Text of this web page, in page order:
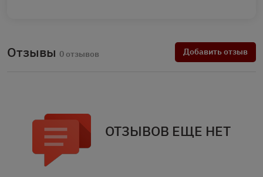
Отзывы 0 отзывов Добавить отзыв
ОТЗЫВОВ ЕЩЕ НЕТ